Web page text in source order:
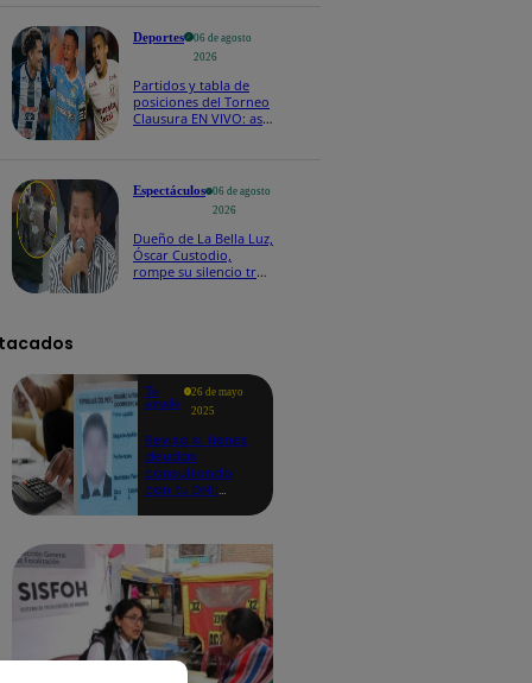
Deportes
06 de agosto
2026
Partidos y tabla de
posiciones del Torneo
Clausura EN VIVO: así
Espectáculos
06 de agosto
2026
Dueño de La Bella Luz,
Óscar Custodio,
rompe su silencio tras
Te
ayudo
26 de mayo
2025
Revisa si tienes
deudas
consultando
con tu DNI: